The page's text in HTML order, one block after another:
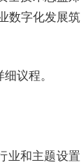
数字化发展筑
议程。
业和主题设置